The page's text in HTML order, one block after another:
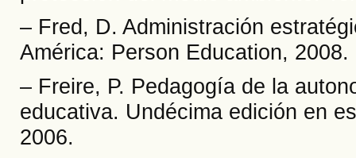
– Fred, D. Administración
América: Person Education, 2008.
– Freire, P. Pedagogía de la
educativa. Undécima edición en
2006.